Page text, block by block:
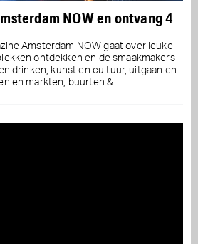
NOW en ontvang 4
Amsterdam NOW gaat over leuke
ontdekken en de smaakmakers
drinken, kunst en cultuur, uitgaan en
en markten, buurten &